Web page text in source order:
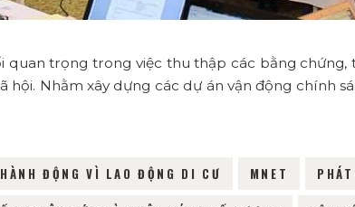
trọng trong việc thu thập các bằng chứng,
hội. Nhằm xây dựng các dự án vận động chính
ĐỘNG VÌ LAO ĐỘNG DI CƯ MNET